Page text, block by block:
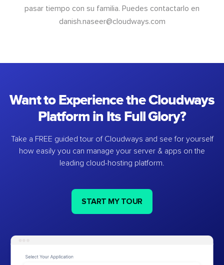
pasar tiempo con su familia. Puedes contactarlo en
danish.naseer@cloudways.com
Want to Experience the Cloudways
Platform in Its Full Glory?
Take a FREE guided tour of Cloudways and see for yourself
how easily you can manage your server & apps on the
leading cloud-hosting platform.
START MY TOUR